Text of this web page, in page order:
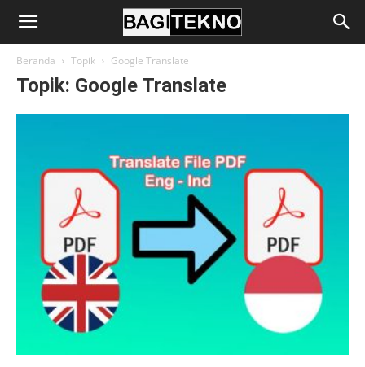
BagiTekno
Beranda Topik Google Translate
Topik: Google Translate